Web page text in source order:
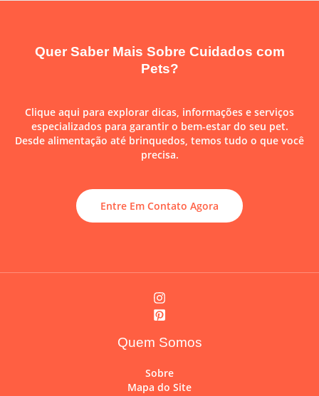
Quer Saber Mais Sobre Cuidados com
Pets?
Clique aqui para explorar dicas, informações e serviços
especializados para garantir o bem-estar do seu pet.
Desde alimentação até brinquedos, temos tudo o que você
precisa.
Entre Em Contato Agora
Quem Somos
Sobre
Mapa do Site